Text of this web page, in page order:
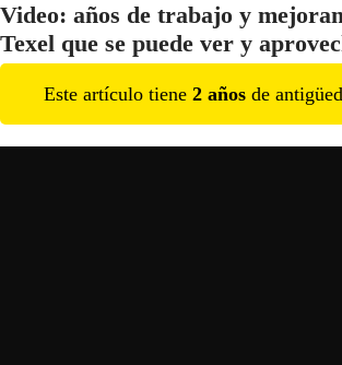
Video: años de trabajo y
Texel que se puede ver y
Este artículo tiene 2 años de